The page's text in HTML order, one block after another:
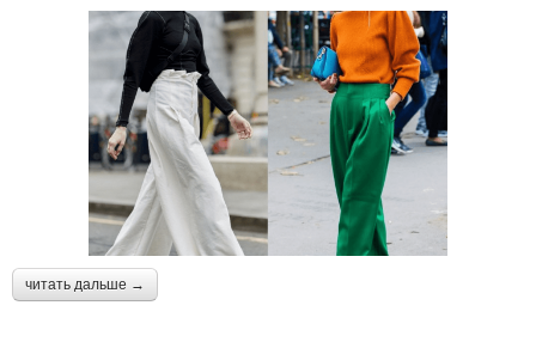
читать дальше →